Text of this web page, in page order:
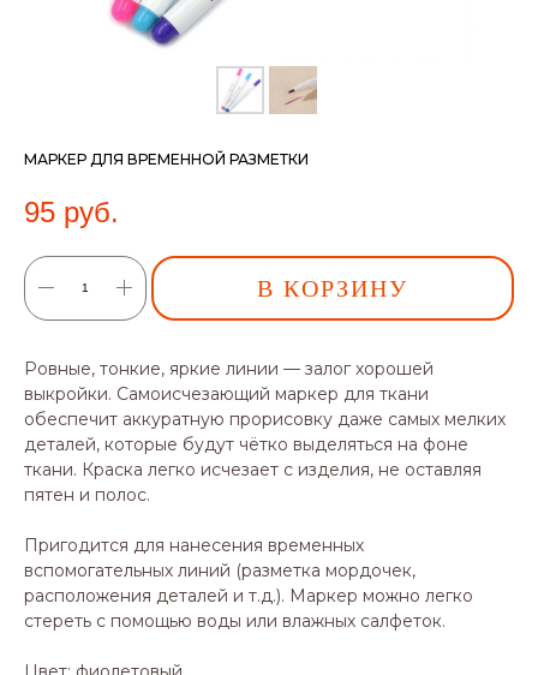
МАРКЕР ДЛЯ ВРЕМЕННОЙ РАЗМЕТКИ
95 руб.
В КОРЗИНУ
Ровные, тонкие, яркие линии — залог хорошей
выкройки. Самоисчезающий маркер для ткани
обеспечит аккуратную прорисовку даже самых мелких
деталей, которые будут чётко выделяться на фоне
ткани. Краска легко исчезает с изделия, не оставляя
пятен и полос.
Пригодится для нанесения временных
вспомогательных линий (разметка мордочек,
расположения деталей и т.д.). Маркер можно легко
стереть с помощью воды или влажных салфеток.